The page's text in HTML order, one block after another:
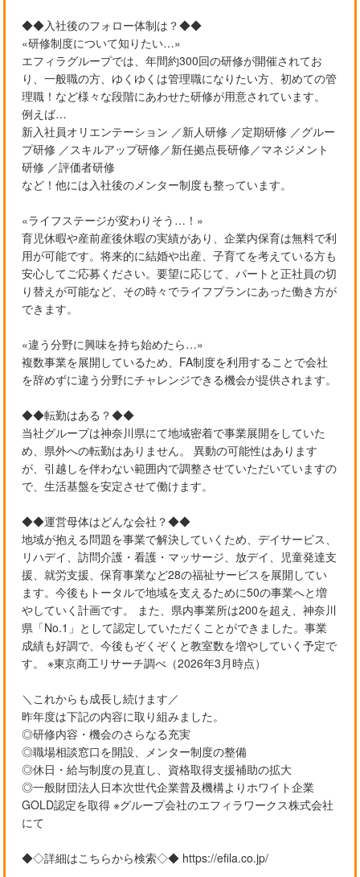
◆◆入社後のフォロー体制は？◆◆
«研修制度について知りたい…»
エフィラグループでは、年間約300回の研修が開催されてお
り、一般職の方、ゆくゆくは管理職になりたい方、初めての管
理職！など様々な段階にあわせた研修が用意されています。
例えば…
新入社員オリエンテーション ／新人研修 ／定期研修 ／グルー
プ研修 ／スキルアップ研修／新任拠点長研修／マネジメント
研修 ／評価者研修
など！他には入社後のメンター制度も整っています。
«ライフステージが変わりそう…！»
育児休暇や産前産後休暇の実績があり、企業内保育は無料で利
用が可能です。将来的に結婚や出産、子育てを考えている方も
安心してご応募ください。要望に応じて、パートと正社員の切
り替えが可能など、その時々でライフプランにあった働き方が
できます。
«違う分野に興味を持ち始めたら…»
複数事業を展開しているため、FA制度を利用することで会社
を辞めずに違う分野にチャレンジできる機会が提供されます。
◆◆転勤はある？◆◆
当社グループは神奈川県にて地域密着で事業展開をしていた
め、県外への転勤はありません。 異動の可能性はあります
が、引越しを伴わない範囲内で調整させていただいていますの
で、生活基盤を安定させて働けます。
◆◆運営母体はどんな会社？◆◆
地域が抱える問題を事業で解決していくため、デイサービス、
リハデイ、訪問介護・看護・マッサージ、放デイ、児童発達支
援、就労支援、保育事業など28の福祉サービスを展開してい
ます。今後もトータルで地域を支えるために50の事業へと増
やしていく計画です。 また、県内事業所は200を超え、神奈川
県「No.1」として認定していただくことができました。事業
成績も好調で、今後もぞくぞくと教室数を増やしていく予定で
す。 ※東京商工リサーチ調べ（2026年3月時点）
＼これからも成長し続けます／
昨年度は下記の内容に取り組みました。
◎研修内容・機会のさらなる充実
◎職場相談窓口を開設、メンター制度の整備
◎休日・給与制度の見直し、資格取得支援補助の拡大
◎一般財団法人日本次世代企業普及機構よりホワイト企業
GOLD認定を取得 ※グループ会社のエフィラワークス株式会社
にて
◆◇詳細はこちらから検索◇◆ https://efila.co.jp/